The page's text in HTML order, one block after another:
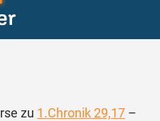
zu 1.Chronik 29,17 –